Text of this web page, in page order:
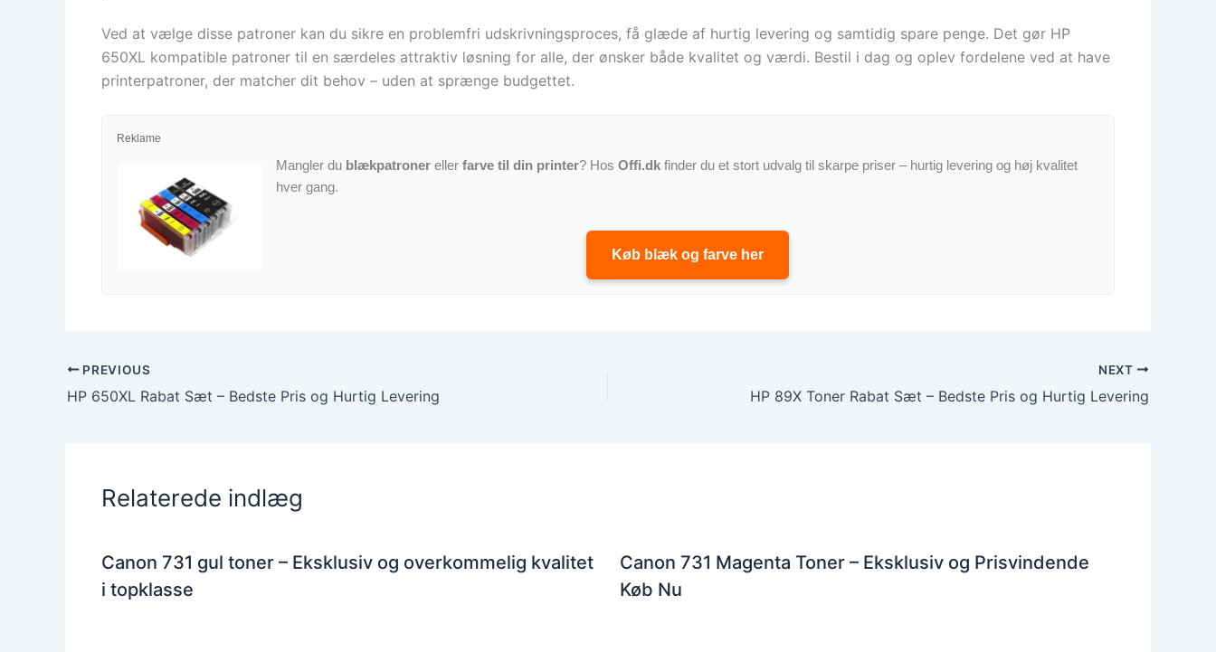
Ved at vælge disse patroner kan du sikre en problemfri udskrivningsproces, få glæde af hurtig levering og samtidig spare penge. Det gør HP
650XL kompatible patroner til en særdeles attraktiv løsning for alle, der ønsker både kvalitet og værdi. Bestil i dag og oplev fordelene ved at have
printerpatroner, der matcher dit behov – uden at sprænge budgettet.
Reklame
Mangler du blækpatroner eller farve til din printer? Hos Offi.dk finder du et stort udvalg til skarpe priser – hurtig levering og høj kvalitet
hver gang.
Køb blæk og farve her
PREVIOUS
HP 650XL Rabat Sæt – Bedste Pris og Hurtig Levering
NEXT
HP 89X Toner Rabat Sæt – Bedste Pris og Hurtig Levering
Relaterede indlæg
Canon 731 gul toner – Eksklusiv og overkommelig kvalitet
i topklasse
Canon 731 Magenta Toner – Eksklusiv og Prisvindende
Køb Nu